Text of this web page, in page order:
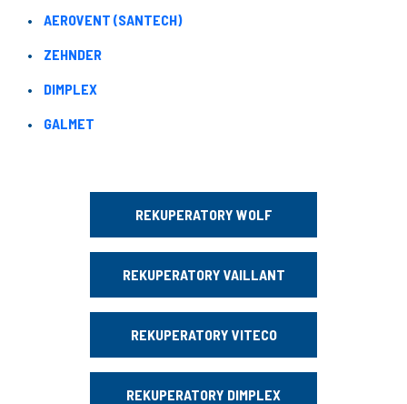
AEROVENT (SANTECH)
ZEHNDER
DIMPLEX
GALMET
REKUPERATORY WOLF
REKUPERATORY VAILLANT
REKUPERATORY VITECO
REKUPERATORY DIMPLEX